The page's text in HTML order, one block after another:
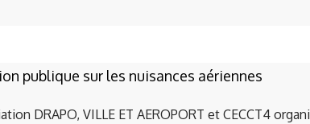
publique sur les nuisances aériennes
DRAPO, VILLE ET AEROPORT et CECCT4